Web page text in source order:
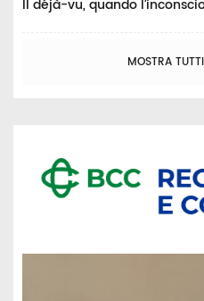
Il déjà-vu, quando
MOSTRA